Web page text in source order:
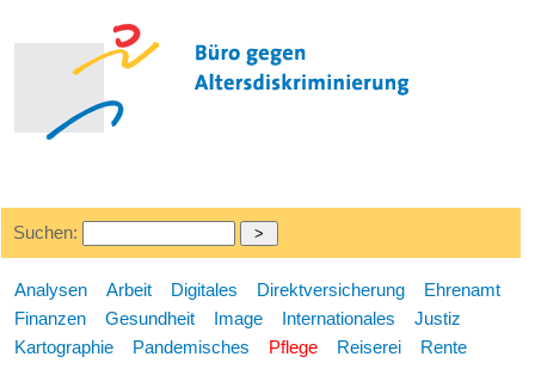
Suchen:
Analysen Arbeit Digitales Direktversicherung
Ehrenamt
Finanzen
Gesundheit Image Internationales
Justiz
Kartographie
Pandemisches Pflege Reiserei
Rente